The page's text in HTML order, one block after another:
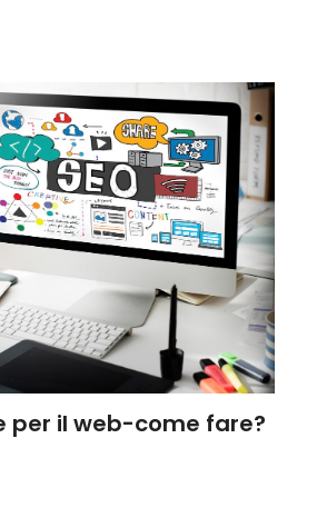
per il web-come fare?